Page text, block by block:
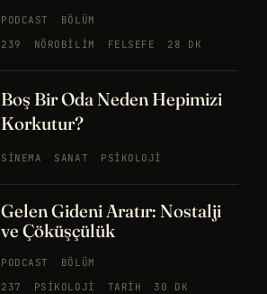
PODCAST
BÖLÜM
239
NÖROBILIM FELSEFE 28 DK
Boş Bir Oda Neden Hepimizi
Korkutur?
SINEMA SANAT PSIKOLOJI
Gelen Gideni Aratır: Nostalji
ve Çöküşçülük
PODCAST
BÖLÜM
237
PSIKOLOJI TARIH 30 DK